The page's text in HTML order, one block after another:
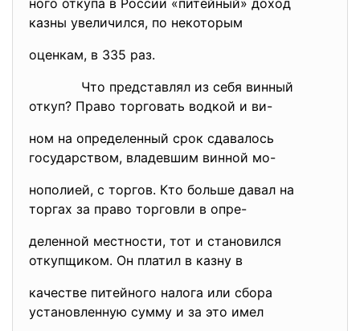
ного откупа в России «питейный» доход
казны увеличился, по некоторым
оценкам, в 335 раз.
Что представлял из себя винный
откуп? Право торговать водкой и ви-
ном на определенный срок сдавалось
государством, владевшим винной мо-
нополией, с торгов. Кто больше давал на
торгах за право торговли в опре-
деленной местности, тот и становился
откупщиком. Он платил в казну в
качестве питейного налога или сбора
установленную сумму и за это имел